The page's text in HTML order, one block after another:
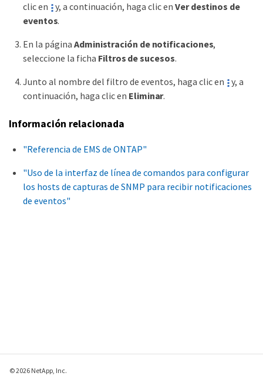
clic en
y, a continuación, haga clic en Ver destinos de
eventos.
En la página Administración de notificaciones,
seleccione la ficha Filtros de sucesos.
Junto al nombre del filtro de eventos, haga clic en
y, a
continuación, haga clic en Eliminar.
Información relacionada
"Referencia de EMS de ONTAP"
"Uso de la interfaz de línea de comandos para configurar
los hosts de capturas de SNMP para recibir notificaciones
de eventos"
© 2026 NetApp, Inc.